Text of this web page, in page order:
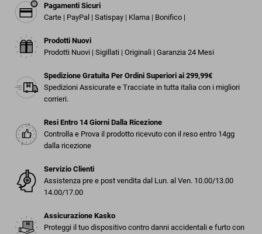
Pagamenti Sicuri
Carte | PayPal | Satispay | Klarna | Bonifico |
Prodotti Nuovi
Prodotti Nuovi | Sigillati | Originali | Garanzia 24 Mesi
Spedizione Gratuita Per Ordini Superiori ai 299,99€
Spedizioni Assicurate e Tracciate in tutta italia con i migliori
corrieri.
Resi Entro 14 Giorni Dalla Ricezione
Controlla e Prova il prodotto ricevuto con il reso entro 14gg
dalla ricezione
Servizio Clienti
Assistenza pre e post vendita dal Lun. al Ven. 10.00/13.00
14.00/17.00
Assicurazione Kasko
Proteggi il tuo dispositivo contro danni accidentali e furto con